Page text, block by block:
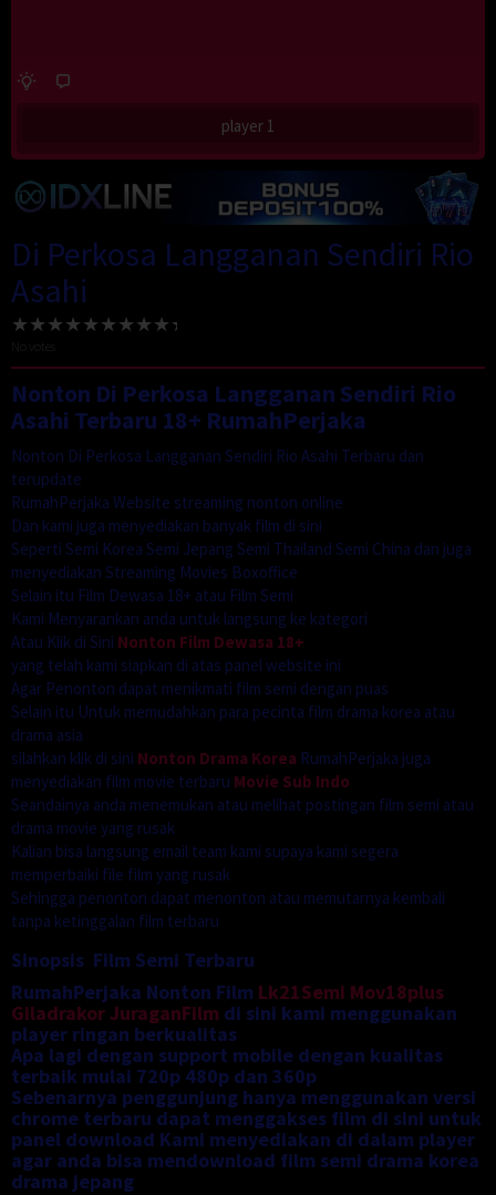
player 1
Di Perkosa Langganan Sendiri Rio
Asahi
Nonton Di Perkosa Langganan Sendiri Rio
Asahi Terbaru 18+ RumahPerjaka
Nonton Di Perkosa Langganan Sendiri Rio Asahi Terbaru dan
terupdate
RumahPerjaka Website streaming nonton online
Dan kami juga menyediakan banyak film di sini
Seperti Semi Korea Semi Jepang Semi Thailand Semi China dan juga
menyediakan Streaming Movies Boxoffice
Selain itu Film Dewasa 18+ atau Film Semi
Kami Menyarankan anda untuk langsung ke kategori
Atau Klik di Sini Nonton Film Dewasa 18+
yang telah kami siapkan di atas panel website ini
Agar Penonton dapat menikmati film semi dengan puas
Selain itu Untuk memudahkan para pecinta film drama korea atau
drama asia
silahkan klik di sini Nonton Drama Korea RumahPerjaka juga
menyediakan film movie terbaru Movie Sub Indo
Seandainya anda menemukan atau melihat postingan film semi atau
drama movie yang rusak
Kalian bisa langsung email team kami supaya kami segera
memperbaiki file film yang rusak
Sehingga penonton dapat menonton atau memutarnya kembali
tanpa ketinggalan film terbaru
Sinopsis Film Semi Terbaru
RumahPerjaka Nonton Film Lk21Semi Mov18plus
Giladrakor JuraganFilm di sini kami menggunakan
player ringan berkualitas
Apa lagi dengan support mobile dengan kualitas
terbaik mulai 720p 480p dan 360p
Sebenarnya penggunjung hanya menggunakan versi
chrome terbaru dapat menggakses film di sini untuk
panel download Kami menyediakan di dalam player
agar anda bisa mendownload film semi drama korea
drama jepang